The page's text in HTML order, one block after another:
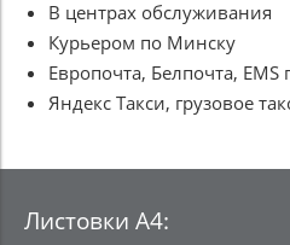
В центрах обслуживания
Курьером по Минску
Европочта, Белпочта, EMS
Яндекс Такси, грузовое
Листовки А4: